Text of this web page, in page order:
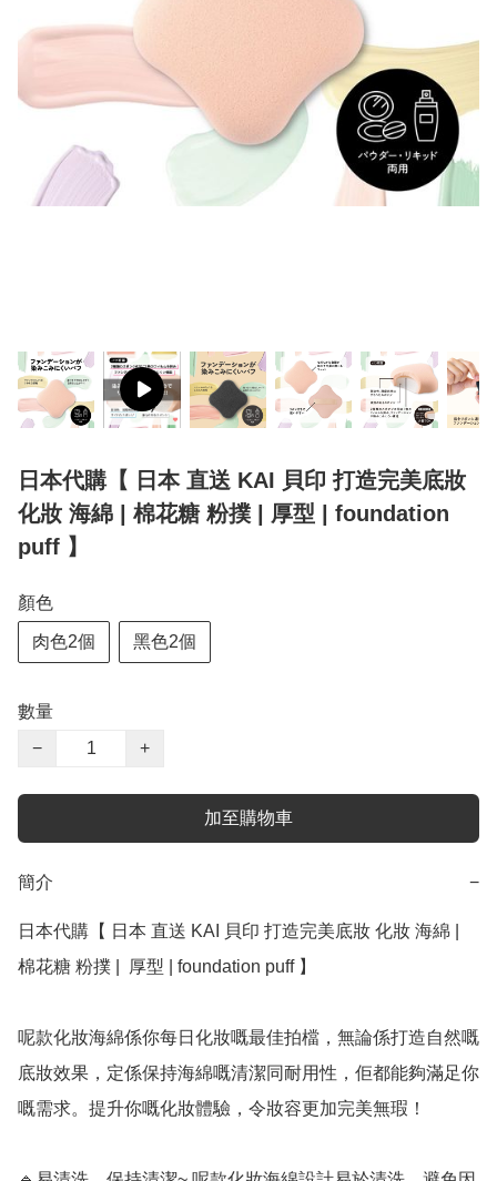
日本代購【 日本 直送 KAI 貝印 打造完美底妝
化妝 海綿 | 棉花糖 粉撲 | 厚型 | foundation
puff 】
顏色
肉色2個 黑色2個
數量
−
+
加至購物車
簡介 −
日本代購【 日本 直送 KAI 貝印 打造完美底妝 化妝 海綿 |
棉花糖 粉撲 |  厚型 | foundation puff 】﻿
呢款化妝海綿係你每日化妝嘅最佳拍檔，無論係打造自然嘅
底妝效果，定係保持海綿嘅清潔同耐用性，佢都能夠滿足你
嘅需求。提升你嘅化妝體驗，令妝容更加完美無瑕！